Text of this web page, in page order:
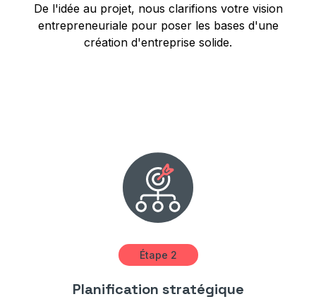
De l'idée au projet, nous clarifions votre vision
entrepreneuriale pour poser les bases d'une
création d'entreprise solide.
Étape 2
Planification stratégique